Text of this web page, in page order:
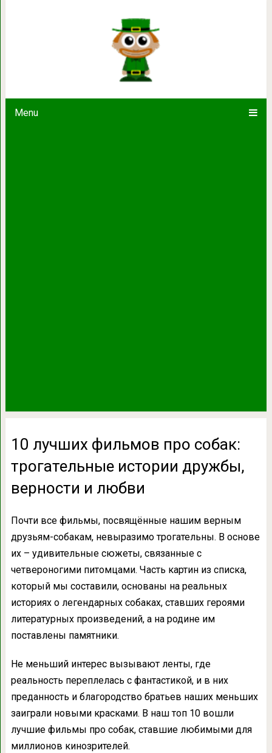
Menu
10 лучших фильмов про собак:
10 лучших фильмов про собак:
трогательные истории дружбы,
верности и любви
Почти все фильмы, посвящённые нашим верным
друзьям-собакам, невыразимо трогательны. В основе
их – удивительные сюжеты, связанные с
четвероногими питомцами. Часть картин из списка,
который мы составили, основаны на реальных
историях о легендарных собаках, ставших героями
литературных произведений, а на родине им
поставлены памятники.
Не меньший интерес вызывают ленты, где
реальность переплелась с фантастикой, и в них
преданность и благородство братьев наших меньших
заиграли новыми красками. В наш топ 10 вошли
лучшие фильмы про собак, ставшие любимыми для
миллионов кинозрителей.